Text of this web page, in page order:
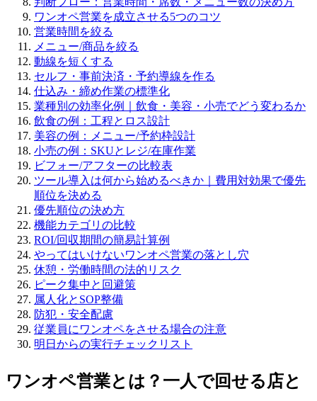
ワンオペ営業を成立させる5つのコツ
営業時間を絞る
メニュー/商品を絞る
動線を短くする
セルフ・事前決済・予約導線を作る
仕込み・締め作業の標準化
業種別の効率化例｜飲食・美容・小売でどう変わるか
飲食の例：工程とロス設計
美容の例：メニュー/予約枠設計
小売の例：SKUとレジ/在庫作業
ビフォー/アフターの比較表
ツール導入は何から始めるべきか｜費用対効果で優先
順位を決める
優先順位の決め方
機能カテゴリの比較
ROI/回収期間の簡易計算例
やってはいけないワンオペ営業の落とし穴
休憩・労働時間の法的リスク
ピーク集中と回避策
属人化とSOP整備
防犯・安全配慮
従業員にワンオペをさせる場合の注意
明日からの実行チェックリスト
ワンオペ営業とは？一人で回せる店と